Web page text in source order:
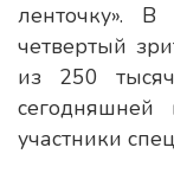
ленточку».
четвертый
из 250
участники